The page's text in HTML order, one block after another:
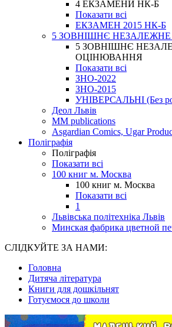
4 ЕКЗАМЕНИ НК-Б
Показати всі
ЕКЗАМЕН 2015 НК-Б
5 ЗОВНІШНЄ
5 ЗОВНІШНЄ
ОЦІНЮВАННЯ
Показати всі
ЗНО-2022
ЗНО-2015
УНІВЕРСАЛЬНІ (Без
Деол Львів
MM publications
Asgardian Comics, Ugar
Поліграфія
Поліграфія
Показати всі
100 книг м. Москва
100 книг м. Москва
Показати всі
1
Львівська політехніка Львів
Минская фабрика цветной
СЛІДКУЙТЕ ЗА НАМИ:
Головна
Дитяча література
Книги для дошкільнят
Готуємося до школи